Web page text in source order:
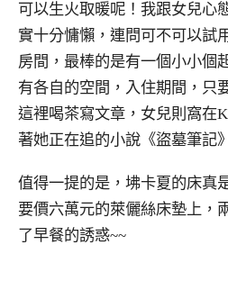
可以生火取暖呢！我跟女兒心
實十分慵懶，連問可不可以試
房間，最棒的是有一個小小個
有各自的空間，入住期間，只
這裡喝茶寫文章，女兒則窩在
著她正在追的小說《盜墓筆記
值得一提的是，坲卡夏的床真
要價六萬元的萊儷絲床墊上，
了早餐的誘惑~~